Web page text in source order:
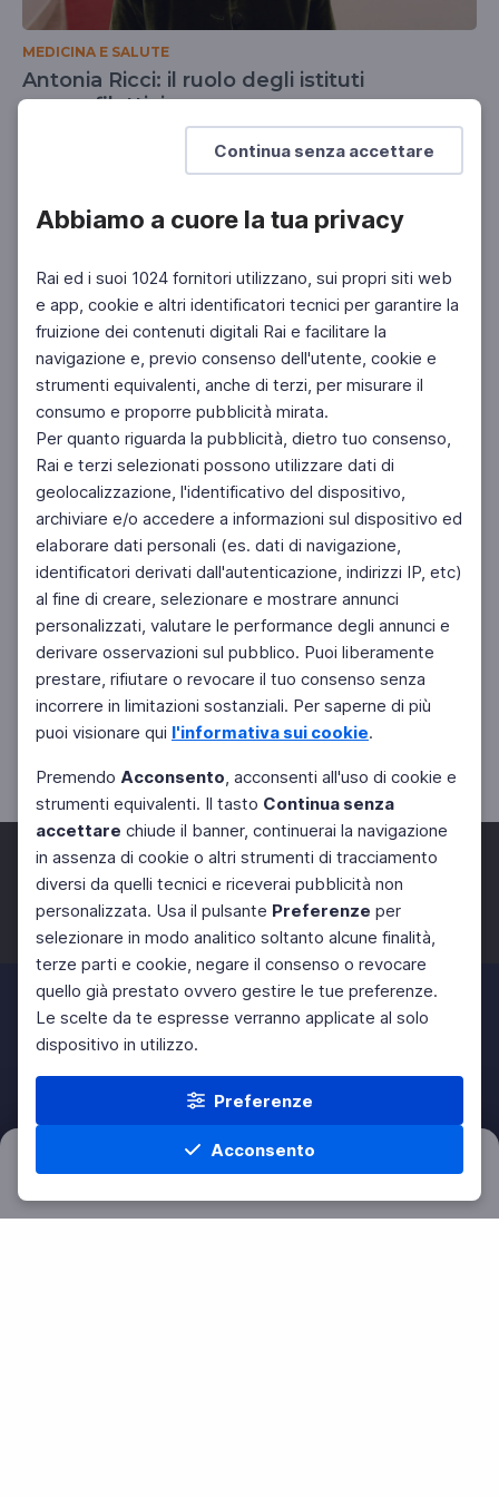
Continua senza accettare
Abbiamo a cuore la tua privacy
Rai ed i suoi 1024 fornitori utilizzano, sui propri siti web
e app, cookie e altri identificatori tecnici per garantire la
fruizione dei contenuti digitali Rai e facilitare la
navigazione e, previo consenso dell'utente, cookie e
strumenti equivalenti, anche di terzi, per misurare il
consumo e proporre pubblicità mirata.
Per quanto riguarda la pubblicità, dietro tuo consenso,
Rai e terzi selezionati possono utilizzare dati di
geolocalizzazione, l'identificativo del dispositivo,
archiviare e/o accedere a informazioni sul dispositivo ed
elaborare dati personali (es. dati di navigazione,
identificatori derivati dall'autenticazione, indirizzi IP, etc)
al fine di creare, selezionare e mostrare annunci
personalizzati, valutare le performance degli annunci e
derivare osservazioni sul pubblico. Puoi liberamente
prestare, rifiutare o revocare il tuo consenso senza
incorrere in limitazioni sostanziali. Per saperne di più
puoi visionare qui l'informativa sui cookie.
Premendo Acconsento, acconsenti all'uso di cookie e
strumenti equivalenti. Il tasto Continua senza
accettare chiude il banner, continuerai la navigazione
in assenza di cookie o altri strumenti di tracciamento
diversi da quelli tecnici e riceverai pubblicità non
personalizzata. Usa il pulsante Preferenze per
selezionare in modo analitico soltanto alcune finalità,
terze parti e cookie, negare il consenso o revocare
quello già prestato ovvero gestire le tue preferenze.
Le scelte da te espresse verranno applicate al solo
dispositivo in utilizzo.
Preferenze
Acconsento
Home Materie Cerca Menu
MEDICINA E SALUTE
Antonia Ricci: il ruolo degli istituti
zooprofilattici
Filtri Azzera
Facebook Twitter Instagram